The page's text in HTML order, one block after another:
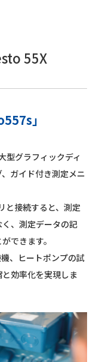
55X
」
グラフィックディ
ガイド付き測定メニ
接続すると、測定
、測定データの記
できます。
、ヒートポンプの試
効率化を実現しま